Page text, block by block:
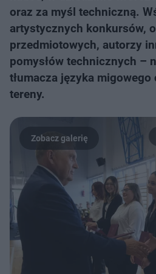
oraz za myśl techniczną.
artystycznych konkursów,
przedmiotowych, autorzy
pomysłów technicznych –
tłumacza języka migowego
tereny.